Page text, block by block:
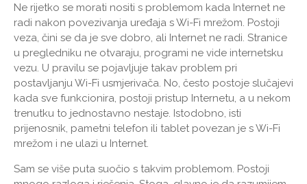
Ne rijetko se morati nositi s problemom kada Internet ne
radi nakon povezivanja uređaja s Wi-Fi mrežom. Postoji
veza, čini se da je sve dobro, ali Internet ne radi. Stranice
u pregledniku ne otvaraju, programi ne vide internetsku
vezu. U pravilu se pojavljuje takav problem pri
postavljanju Wi-Fi usmjerivača. No, često postoje slučajevi
kada sve funkcionira, postoji pristup Internetu, a u nekom
trenutku to jednostavno nestaje. Istodobno, isti
prijenosnik, pametni telefon ili tablet povezan je s Wi-Fi
mrežom i ne ulazi u Internet.
Sam se više puta suočio s takvim problemom. Postoji